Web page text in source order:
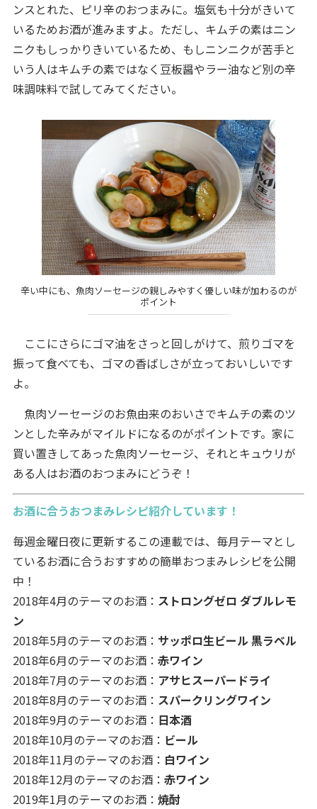
ンスとれた、ピリ辛のおつまみに。塩気も十分がきいて
いるためお酒が進みますよ。ただし、キムチの素はニン
ニクもしっかりきいているため、もしニンニクが苦手と
いう人はキムチの素ではなく豆板醤やラー油など別の辛
味調味料で試してみてください。
辛い中にも、魚肉ソーセージの親しみやすく優しい味が加わるのが
ポイント
ここにさらにゴマ油をさっと回しがけて、煎りゴマを
振って食べても、ゴマの香ばしさが立っておいしいです
よ。
魚肉ソーセージのお魚由来のおいさでキムチの素のツ
ンとした辛みがマイルドになるのがポイントです。家に
買い置きしてあった魚肉ソーセージ、それとキュウリが
ある人はお酒のおつまみにどうぞ！
お酒に合うおつまみレシピ紹介しています！
毎週金曜日夜に更新するこの連載では、毎月テーマとし
ているお酒に合うおすすめの簡単おつまみレシピを公開
中！
2018年4月のテーマのお酒： ストロングゼロ ダブルレモ
ン
2018年5月のテーマのお酒： サッポロ生ビール 黒ラベル
2018年6月のテーマのお酒： 赤ワイン
2018年7月のテーマのお酒： アサヒスーパードライ
2018年8月のテーマのお酒： スパークリングワイン
2018年9月のテーマのお酒： 日本酒
2018年10月のテーマのお酒： ビール
2018年11月のテーマのお酒： 白ワイン
2018年12月のテーマのお酒： 赤ワイン
2019年1月のテーマのお酒： 焼酎